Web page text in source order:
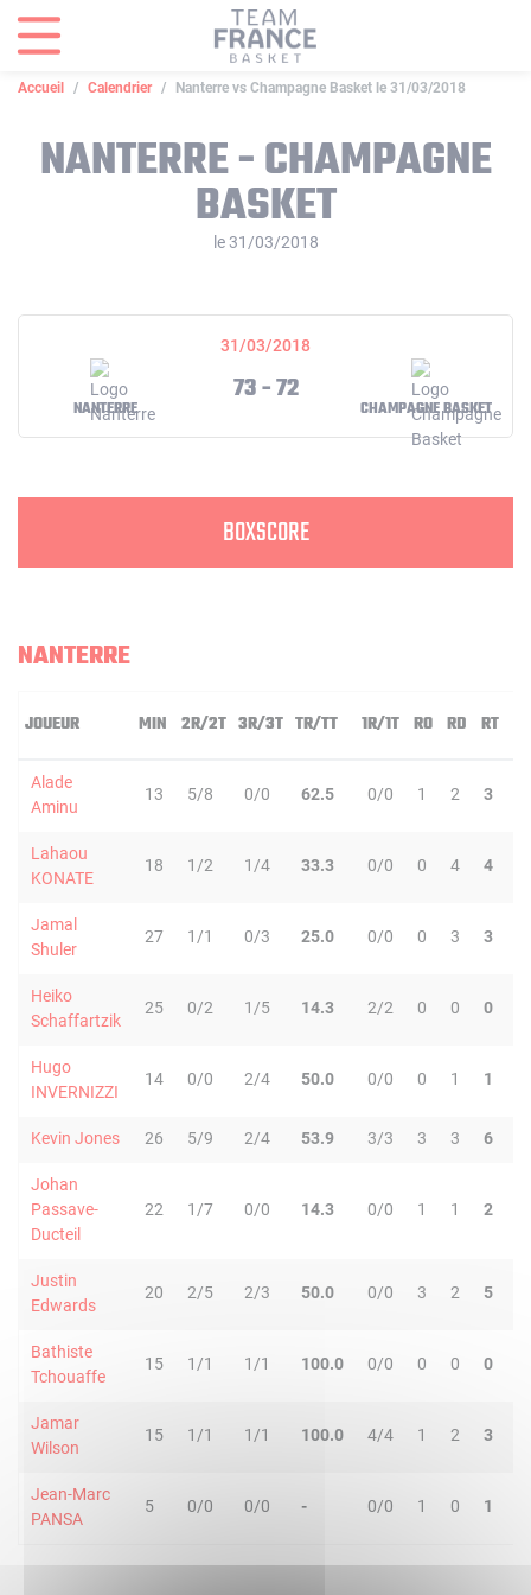
Accueil Calendrier Nanterre vs Champagne Basket le 31/03/2018
NANTERRE - CHAMPAGNE
BASKET
le 31/03/2018
31/03/2018
NANTERRE
73 - 72
CHAMPAGNE BASKET
BOXSCORE
NANTERRE
JOUEUR MIN 2R/2T 3R/3T TR/TT 1R/1T RO RD RT
Alade
Aminu
13 5/8 0/0 62.5 0/0 1 2 3
Lahaou
KONATE
18 1/2 1/4 33.3 0/0 0 4 4
Jamal
Shuler
27 1/1 0/3 25.0 0/0 0 3 3
Heiko
Schaffartzik
25 0/2 1/5 14.3 2/2 0 0 0
Hugo
INVERNIZZI
14 0/0 2/4 50.0 0/0 0 1 1
Kevin Jones 26 5/9 2/4 53.9 3/3 3 3 6
Johan
Passave-
Ducteil
22 1/7 0/0 14.3 0/0 1 1 2
Justin
Edwards
20 2/5 2/3 50.0 0/0 3 2 5
Bathiste
Tchouaffe
15 1/1 1/1 100.0 0/0 0 0 0
Jamar
Wilson
15 1/1 1/1 100.0 4/4 1 2 3
Jean-Marc
PANSA
5 0/0 0/0 - 0/0 1 0 1
Panneau de gestion des cookies